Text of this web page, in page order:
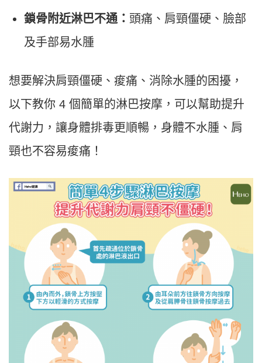
鎖骨附近淋巴不通： 頭痛、肩頸僵硬、臉部
及手部易水腫
想要解決肩頸僵硬、痠痛、消除水腫的困擾，
以下教你 4 個簡單的淋巴按摩，可以幫助提升
代謝力，讓身體排毒更順暢，身體不水腫、肩
頸也不容易痠痛！